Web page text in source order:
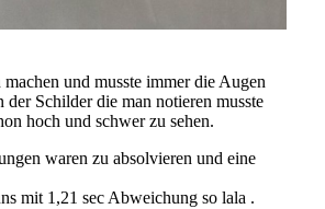
und musste immer die Augen
der Schilder die man notieren musste
hoch und schwer zu sehen.
waren zu absolvieren und eine
mit 1,21 sec Abweichung so lala .